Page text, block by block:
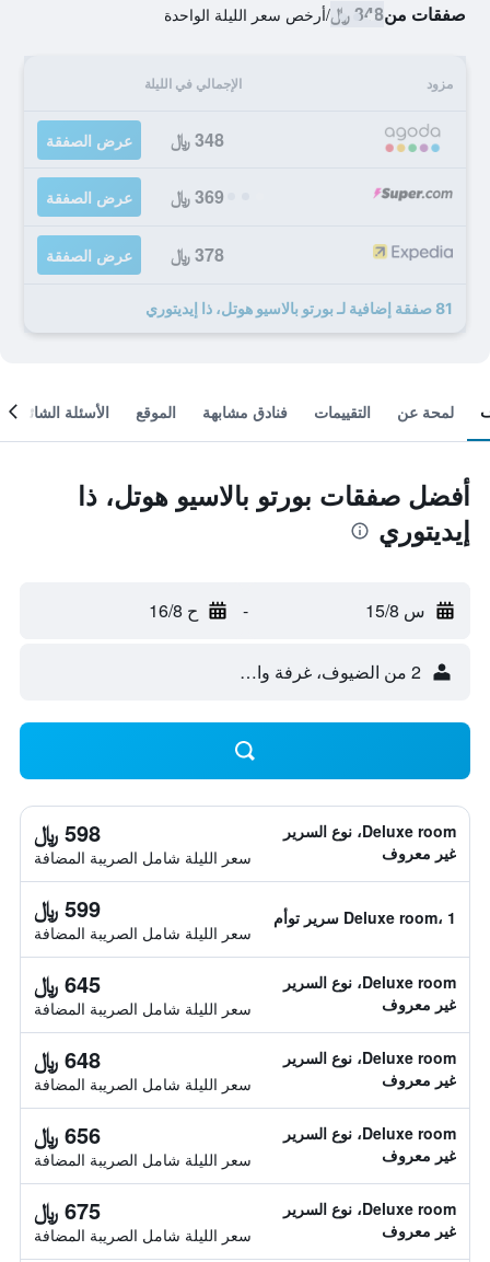
صفقات من348 ﷼ /أرخص سعر الليلة الواحدة
مزود الإجمالي في الليلة
348 ﷼ عرض الصفقة
369 ﷼ عرض الصفقة
378 ﷼ عرض الصفقة
81 صفقة إضافية لـ بورتو بالاسيو هوتل، ذا إيديتوري
لمحة عن التقييمات فنادق مشابهة الموقع الأسئلة الشائعة
أفضل صفقات بورتو بالاسيو هوتل، ذا
إيديتوري
س 15/8 - ح 16/8
2 من الضيوف، غرفة واحدة
Deluxe room، نوع السرير
غير معروف
598 ﷼
سعر الليلة شامل الصريبة المضافة
Deluxe room، 1 سرير توأم 599 ﷼
سعر الليلة شامل الصريبة المضافة
Deluxe room، نوع السرير
غير معروف
645 ﷼
سعر الليلة شامل الصريبة المضافة
Deluxe room، نوع السرير
غير معروف
648 ﷼
سعر الليلة شامل الصريبة المضافة
Deluxe room، نوع السرير
غير معروف
656 ﷼
سعر الليلة شامل الصريبة المضافة
Deluxe room، نوع السرير
غير معروف
675 ﷼
سعر الليلة شامل الصريبة المضافة